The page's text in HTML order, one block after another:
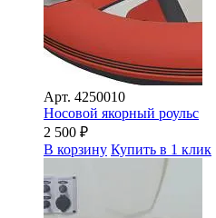
Арт. 4250010
Носовой якорный роульс
2 500 ₽
В корзину Купить в 1 клик